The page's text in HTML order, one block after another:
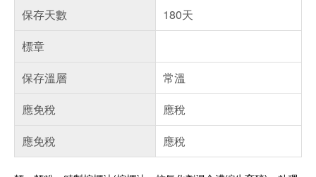
保存天數
180天
標章
保存溫層
常溫
應免稅
應稅
應免稅
應稅